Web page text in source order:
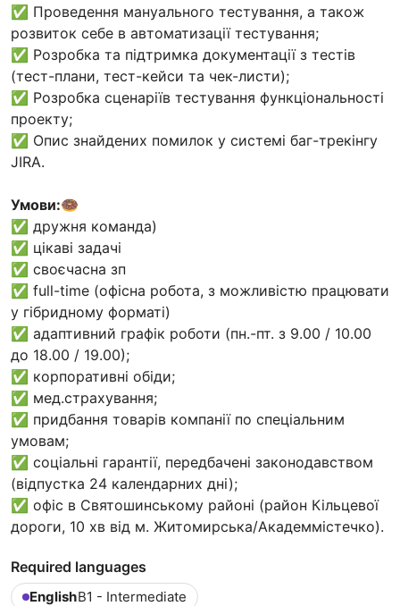
✅ Проведення мануального тестування, а також
розвиток себе в автоматизації тестування;
✅ Розробка та підтримка документації з тестів
(тест-плани, тест-кейси та чек-листи);
✅ Розробка сценаріїв тестування функціональності
проекту;
✅ Опис знайдених помилок у системі баг-трекінгу
JIRA.
Умови:🍩
✅ дружня команда)
✅ цікаві задачі
✅ своєчасна зп
✅ full-time (офісна робота, з можливістю працювати
у гібридному форматі)
✅ адаптивний графік роботи (пн.-пт. з 9.00 / 10.00
до 18.00 / 19.00);
✅ корпоративні обіди;
✅ мед.страхування;
✅ придбання товарів компанії по спеціальним
умовам;
✅ соціальні гарантії, передбачені законодавством
(відпустка 24 календарних дні);
✅ офіс в Святошинському районі (район Кільцевої
дороги, 10 хв від м. Житомирська/Академмістечко).
Required languages
EnglishB1 - Intermediate